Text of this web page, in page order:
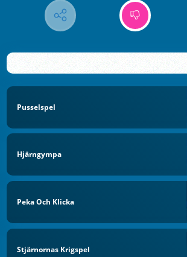
Pusselspel
Hjärngympa
Peka Och Klicka
Stjärnornas Krigspel